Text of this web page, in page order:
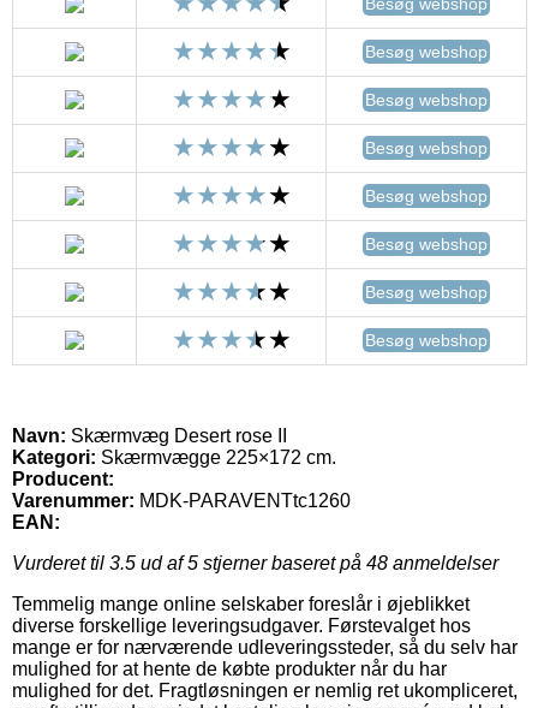
Besøg webshop
Besøg webshop
Besøg webshop
Besøg webshop
Besøg webshop
Besøg webshop
Besøg webshop
Navn: Skærmvæg Desert rose II
Kategori: Skærmvægge 225×172 cm.
Producent:
Varenummer: MDK-PARAVENTtc1260
EAN:
Vurderet til 3.5 ud af 5 stjerner baseret på 48 anmeldelser
Temmelig mange online selskaber foreslår i øjeblikket
diverse forskellige leveringsudgaver. Førstevalget hos
mange er for nærværende udleveringssteder, så du selv har
mulighed for at hente de købte produkter når du har
mulighed for det. Fragtløsningen er nemlig ret ukompliceret,